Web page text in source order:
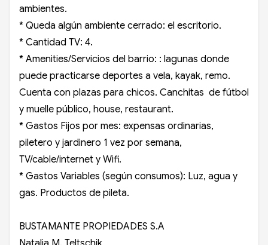
ambientes.
* Queda algún ambiente cerrado: el escritorio.
* Cantidad TV: 4.
* Amenities/Servicios del barrio: : lagunas donde
puede practicarse deportes a vela, kayak, remo.
Cuenta con plazas para chicos. Canchitas de fútbol
y muelle público, house, restaurant.
* Gastos Fijos por mes: expensas ordinarias,
piletero y jardinero 1 vez por semana,
TV/cable/internet y Wifi.
* Gastos Variables (según consumos): Luz, agua y
gas. Productos de pileta.
BUSTAMANTE PROPIEDADES S.A